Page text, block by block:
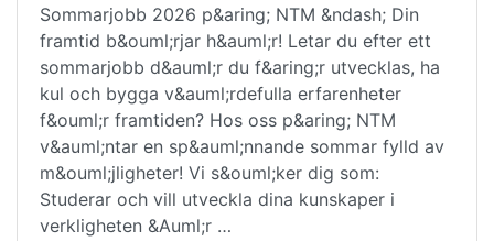
Sommarjobb 2026 p&aring; NTM &ndash; Din
framtid b&ouml;rjar h&auml;r! Letar du efter ett
sommarjobb d&auml;r du f&aring;r utvecklas, ha
kul och bygga v&auml;rdefulla erfarenheter
f&ouml;r framtiden? Hos oss p&aring; NTM
v&auml;ntar en sp&auml;nnande sommar fylld av
m&ouml;jligheter! Vi s&ouml;ker dig som:
Studerar och vill utveckla dina kunskaper i
verkligheten &Auml;r …